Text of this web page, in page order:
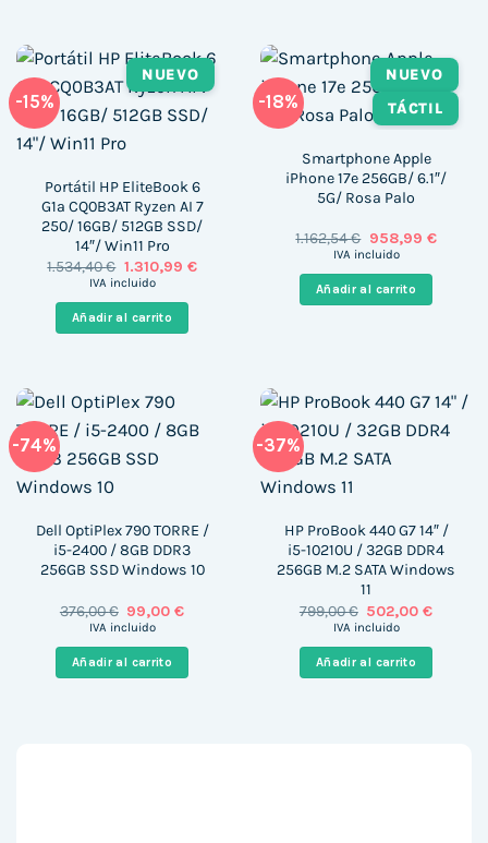
-15%
NUEVO
Portátil HP EliteBook 6
G1a CQ0B3AT Ryzen AI 7
250/ 16GB/ 512GB SSD/
14″/ Win11 Pro
1.534,40€ El
precio
era:
1.534,40 €.
1.310,99 €El
IVA incluido
Añadir al carrito
-18%
NUEVO
TÁCTIL
Smartphone Apple
iPhone 17e 256GB/ 6.1″/
5G/ Rosa Palo
1.162,54€ El
precio
era:
1.162,54 €.
958,99 €El
IVA incluido
Añadir al carrito
-74%
Dell OptiPlex 790 TORRE /
i5-2400 / 8GB DDR3
256GB SSD Windows 10
376,00€ El
precio
era:
376,00 €.
99,00€El
es:
99,00 €.
IVA incluido
Añadir al carrito
-37%
HP ProBook 440 G7 14″ /
i5-10210U / 32GB DDR4
256GB M.2 SATA Windows
11
799,00€ El
precio
era:
799,00 €.
502,00€El
es:
502,00
IVA incluido
Añadir al carrito